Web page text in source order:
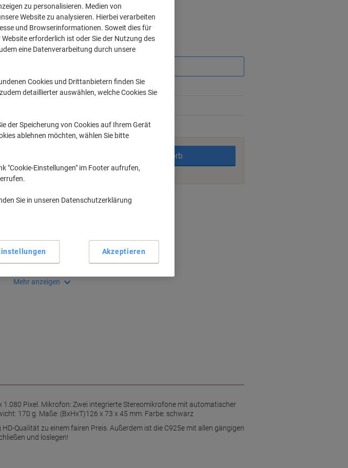
CHF 57.95
pro Stück
Ab 3 Stück
CHF 62.64 inkl. MwSt
Menge exkl. MwSt
2Stück CHF 62.95 -7%
Aktuell verfügbar Lieferung 2-3 Werktage
In den Warenkorb
Zu einer Liste
Lieferinformationen Payment methods
Automatische Rauschunterdrückung
Mehr anzeigen
1.080 Pixel. Mikrofon: Zwei integrierte Stereomikrofone mit automatischer
170 g. Maße: (BxHxT)126 x 73 x 45 mm. Farbe: schwarz
Qualität zu einem fairen Preis. Außerdem ist die C925e mit allen gängigen
und loslegen!
zu personalisieren. Medien von
Website zu analysieren. Hierbei verarbeiten
und Browserinformationen. Soweit dies für
erforderlich ist oder Sie der Nutzung des
eine Datenverarbeitung durch unsere
Cookies und Drittanbietern finden Sie
detaillierter auswählen, welche Cookies Sie
der Speicherung von Cookies auf Ihrem Gerät
ablehnen möchten, wählen Sie bitte
"Cookie-Einstellungen" im Footer aufrufen,
Sie in unseren Datenschutzerklärung
Akzeptieren